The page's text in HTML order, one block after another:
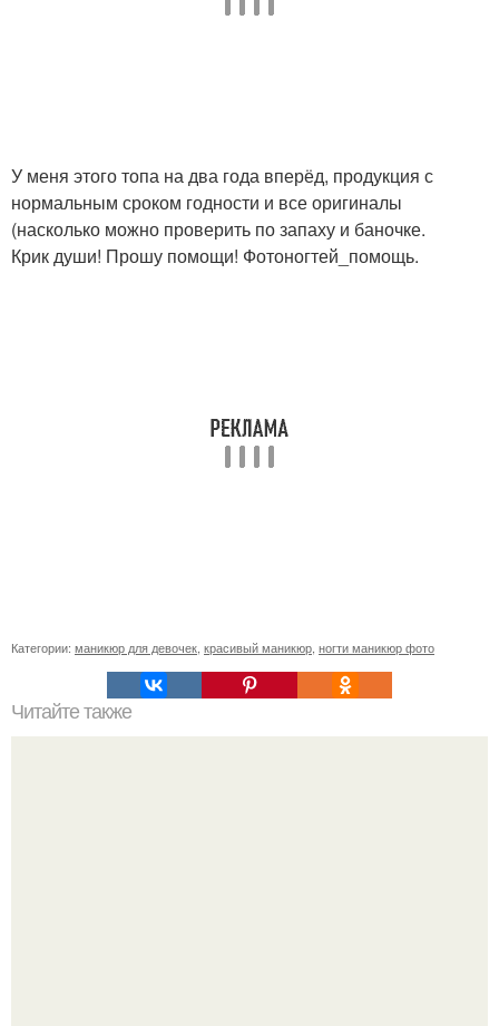
У меня этого топа на два года вперёд, продукция с
нормальным сроком годности и все оригиналы
(насколько можно проверить по запаху и баночке.
Крик души! Прошу помощи! Фотоногтей_помощь.
Категории: маникюр для девочек красивый маникюр ногти маникюр фото
Читайте также